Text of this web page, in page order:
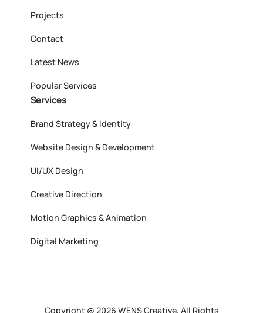
Projects
Contact
Latest News
Popular Services
Services
Brand Strategy & Identity
Website Design & Development
UI/UX Design
Creative Direction
Motion Graphics & Animation
Digital Marketing
Copyright @ 2026 WENS Creative, All Rights